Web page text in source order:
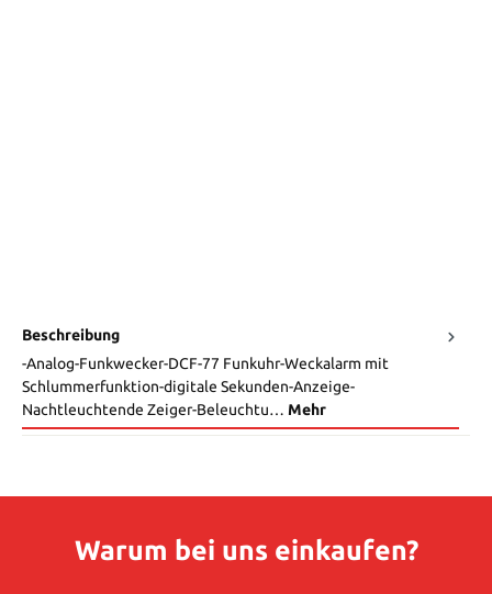
Beschreibung
-Analog-Funkwecker-DCF-77 Funkuhr-Weckalarm mit
Schlummerfunktion-digitale Sekunden-Anzeige-
Nachtleuchtende Zeiger-Beleuchtu… Mehr
Warum bei uns einkaufen?